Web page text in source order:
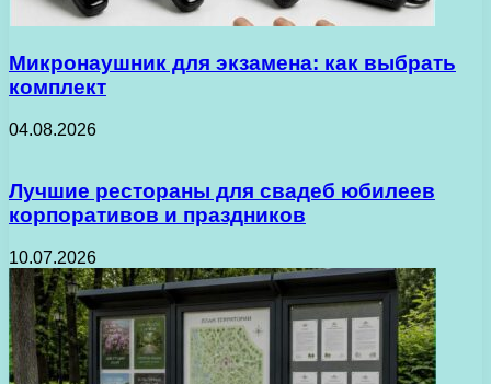
Микронаушник для экзамена: как выбрать
комплект
04.08.2026
Лучшие рестораны для свадеб юбилеев
корпоративов и праздников
10.07.2026